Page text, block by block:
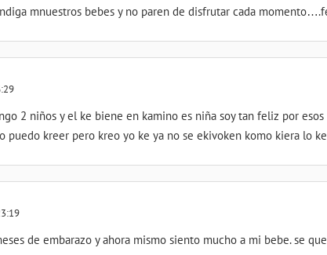
mnuestros bebes y no paren de disfrutar cada
2 niños y el ke biene en kamino es niña soy tan feliz por
puedo kreer pero kreo yo ke ya no se ekivoken komo kiera lo
de embarazo y ahora mismo siento mucho a mi bebe. se